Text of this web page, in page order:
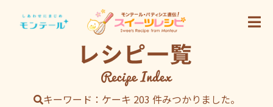
キーワード：ケーキ 203 件みつかりました。